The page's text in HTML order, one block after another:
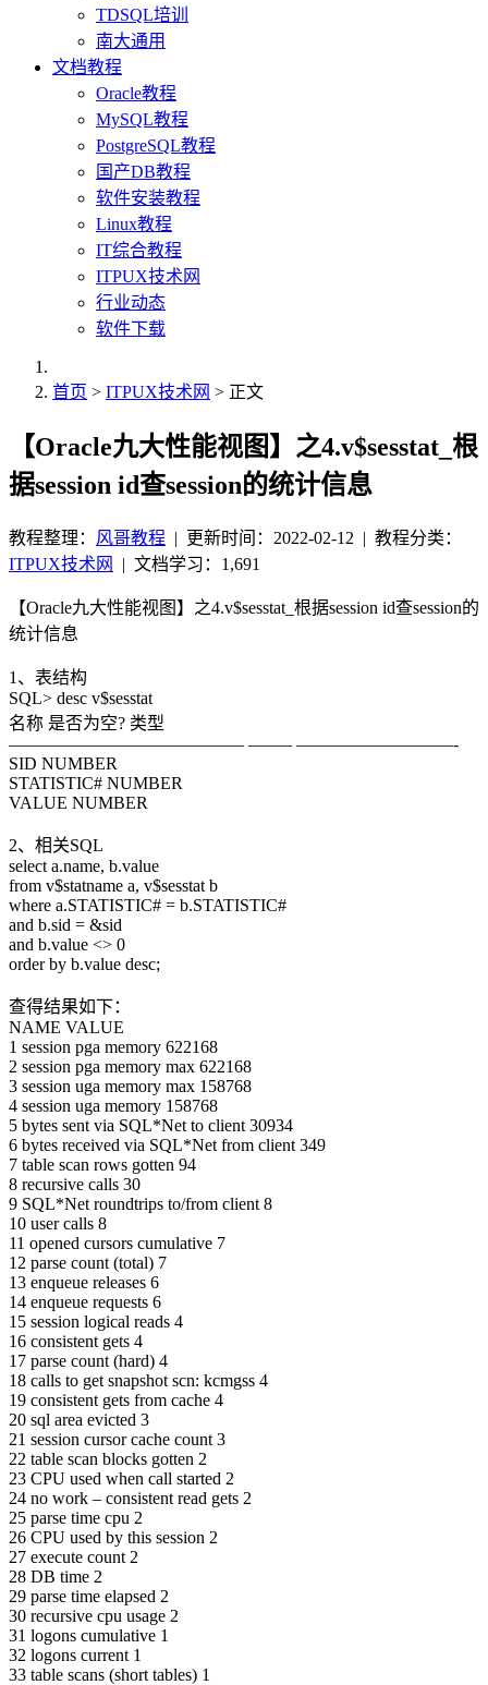
TDSQL培训
南大通用
文档教程
Oracle教程
MySQL教程
PostgreSQL教程
国产DB教程
软件安装教程
Linux教程
IT综合教程
ITPUX技术网
行业动态
软件下载
首页 > ITPUX技术网 > 正文
【Oracle九大性能视图】之4.v$sesstat_根
据session id查session的统计信息
教程整理： 风哥教程 | 更新时间：2022-02-12 | 教程分类：
ITPUX技术网
| 文档学习：1,691
【Oracle九大性能视图】之4.v$sesstat_根据session id查session的
统计信息
1、表结构
SQL> desc v$sesstat
名称 是否为空? 类型
—————————————– ——– —————————-
SID NUMBER
STATISTIC# NUMBER
VALUE NUMBER
2、相关SQL
select a.name, b.value
from v$statname a, v$sesstat b
where a.STATISTIC# = b.STATISTIC#
and b.sid = &sid
and b.value <> 0
order by b.value desc;
查得结果如下：
NAME VALUE
1 session pga memory 622168
2 session pga memory max 622168
3 session uga memory max 158768
4 session uga memory 158768
5 bytes sent via SQL*Net to client 30934
6 bytes received via SQL*Net from client 349
7 table scan rows gotten 94
8 recursive calls 30
9 SQL*Net roundtrips to/from client 8
10 user calls 8
11 opened cursors cumulative 7
12 parse count (total) 7
13 enqueue releases 6
14 enqueue requests 6
15 session logical reads 4
16 consistent gets 4
17 parse count (hard) 4
18 calls to get snapshot scn: kcmgss 4
19 consistent gets from cache 4
20 sql area evicted 3
21 session cursor cache count 3
22 table scan blocks gotten 2
23 CPU used when call started 2
24 no work – consistent read gets 2
25 parse time cpu 2
26 CPU used by this session 2
27 execute count 2
28 DB time 2
29 parse time elapsed 2
30 recursive cpu usage 2
31 logons cumulative 1
32 logons current 1
33 table scans (short tables) 1